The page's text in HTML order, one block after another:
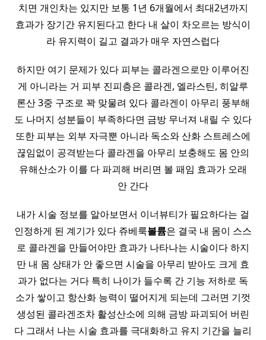
치면 개인차는 있지만 보통 1년 6개월에서 최대2년까지
효과가 장기간 유지된다고 한다 내 살이 차오르는 방식이
라 유지력이 길고 결과가 매우 자연스럽다
하지만 여기 문제가 있다 피부는 콜라겐으로만 이루어진
게 아니라는 거 피부 진피층은 콜라겐, 엘라스틴, 히알루
론산 3중 구조로 꽉 맞물려 있다 콜라겐이 아무리 풍부해
도 나머지 성분들이 부족하다면 금방 무너져 내릴 수 있다
또한 피부는 외부 자극뿐 아니라 독소와 산화 스트레스에
끊임없이 공격받는다 콜라겐을 아무리 보충해도 몸 안의
유해산소가 이를 다 파괴해 버리면 볼 패임 효과가 오래
안 간다
내가 시술 정보를 알아보면서 이너뷰티가 필요하다는 걸
인정하게 된 계기가 있다 쥬베룩볼륨은 결국 내 몸이 스스
로 콜라겐을 만들어야만 효과가 나타나는 시술이다 하지
만 내 몸 상태가 안 좋으면 시술을 아무리 받아도 크게 효
과가 없다는 거다 특히 나이가 들수록 간 기능 저하로 독
소가 쌓이고 항산화 능력이 떨어지게 되는데 그러면 기껏
생성된 콜라겐조차 활성산소에 의해 금방 파괴되어 버린
다 그래서 나는 시술 효과를 극대화하고 유지 기간을 늘리